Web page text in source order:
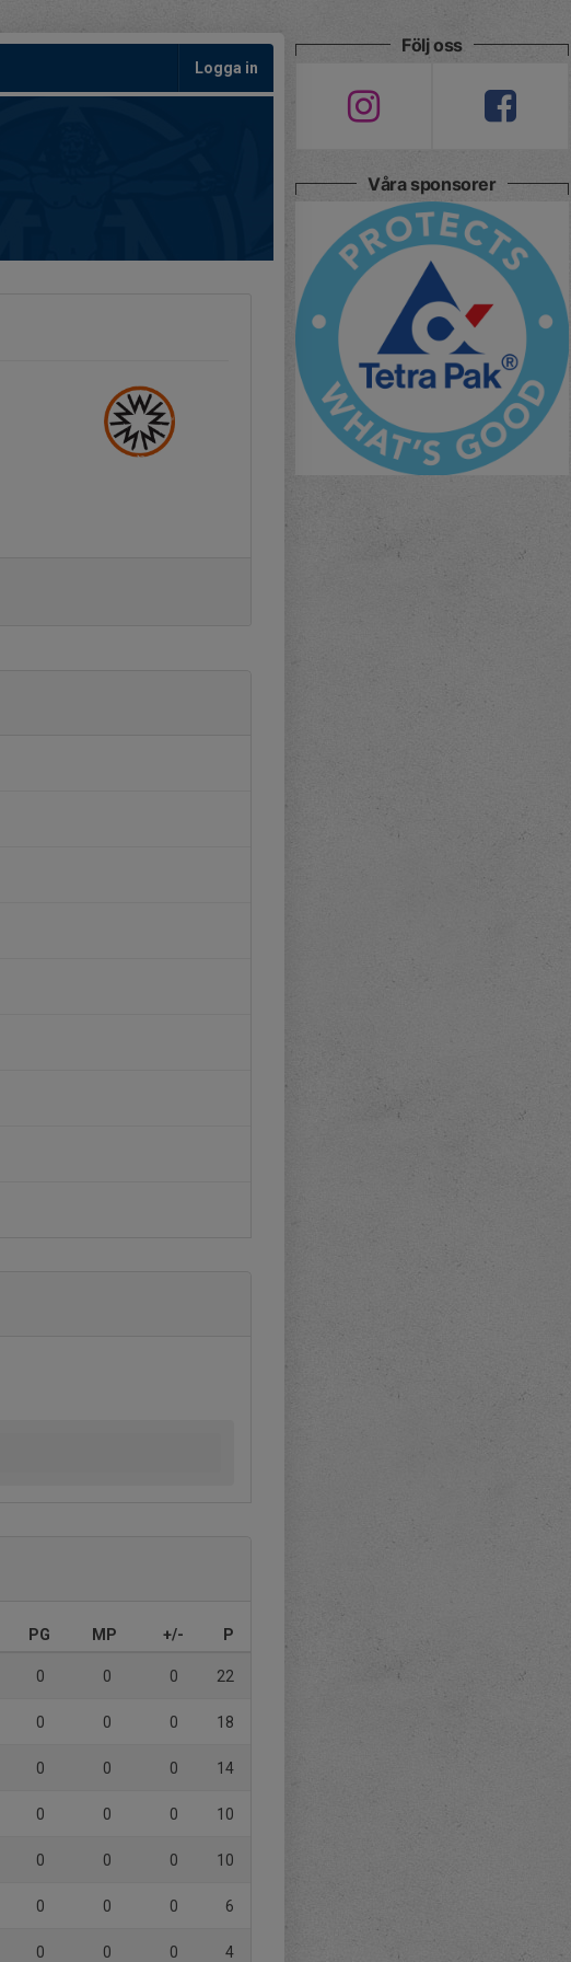
Logga in
PG MP +/- P
0 0 0 22
0 0 0 18
0 0 0 14
0 0 0 10
0 0 0 10
0 0 0 6
0 0 0 4
Följ oss
Våra sponsorer